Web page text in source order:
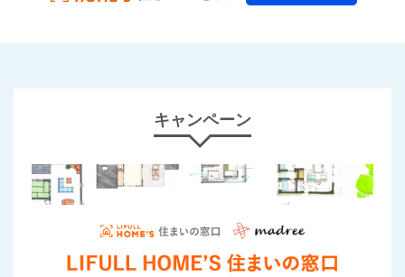
キャンペーン